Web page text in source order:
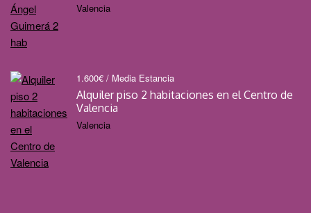
Valencia
1.600€ / Media Estancia
Alquiler piso 2 habitaciones en el Centro de
Valencia
Valencia